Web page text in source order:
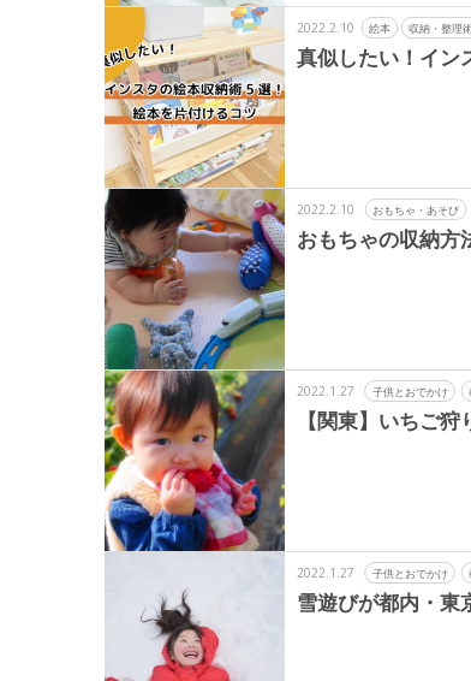
2022.2.10 絵本 収納・整理
真似したい！イン
2022.2.10 おもちゃ・あそび
おもちゃの収納方
2022.1.27 子供とおでかけ
【関東】いちご
2022.1.27 子供とおでかけ
雪遊びが都内・東